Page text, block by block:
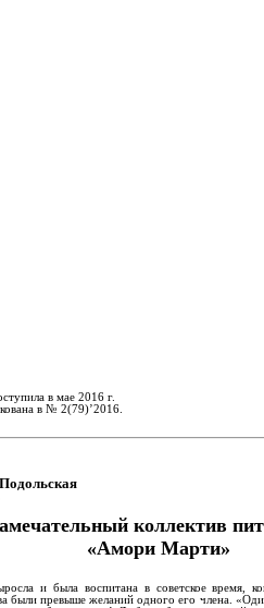
в мае 2016 г.
в № 2(79)’2016.
коллектив
«Амори Марти»
и была воспитана в советское время,
были превыше желаний одного его члена.